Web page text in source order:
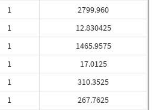
1
1
1
1
1
1
2799.960
12.830425
1465.9575
17.0125
310.3525
267.7625